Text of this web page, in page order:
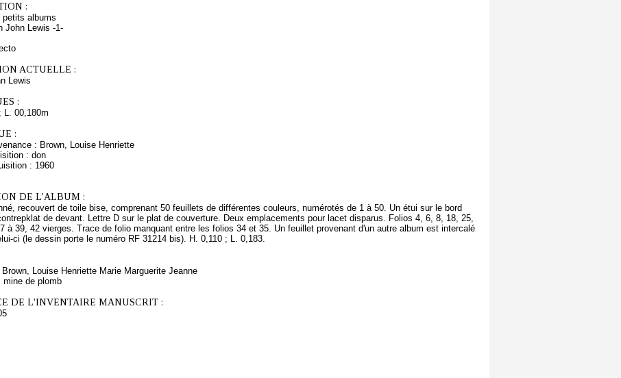
:
petits albums
John Lewis -1-
ACTUELLE :
Lewis
:
L. 00,180m
:
: Brown, Louise Henriette
: don
: 1960
DE L'ALBUM :
recouvert de toile bise, comprenant 50 feuillets de différentes couleurs, numérotés de 1 à 50. Un étui sur le bord
de devant. Lettre D sur le plat de couverture. Deux emplacements pour lacet disparus. Folios 4, 6, 8, 18, 25,
à 39, 42 vierges. Trace de folio manquant entre les folios 34 et 35. Un feuillet provenant d'un autre album est intercalé
ci (le dessin porte le numéro RF 31214 bis). H. 0,110 ; L. 0,183.
Louise Henriette Marie Marguerite Jeanne
mine de plomb
DE L'INVENTAIRE MANUSCRIT :